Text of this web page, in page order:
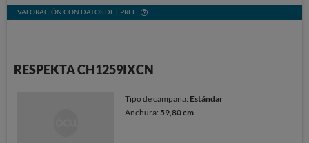
VALORACIÓN CON DATOS DE EPREL
RESPEKTA CH1259IXCN
Tipo de campana: Estándar
Anchura: 59,80 cm